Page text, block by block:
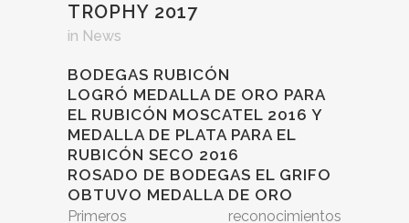
TROPHY 2017
in News
BODEGAS RUBICÓN
LOGRÓ MEDALLA DE ORO PARA
EL RUBICÓN MOSCATEL 2016 Y
MEDALLA DE PLATA PARA EL
RUBICÓN SECO 2016
ROSADO DE BODEGAS EL GRIFO
OBTUVO MEDALLA DE ORO
Primeros reconocimientos